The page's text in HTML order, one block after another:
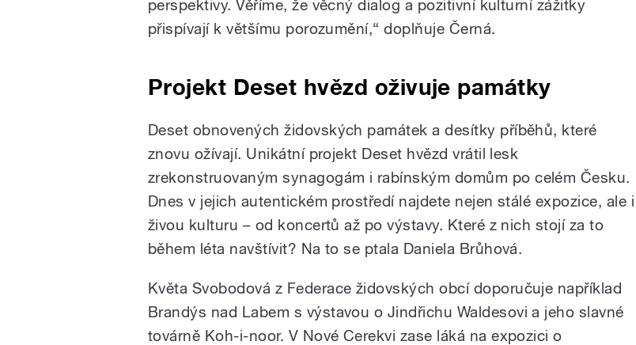
perspektivy. Věříme, že věcný dialog a pozitivní kulturní zážitky
přispívají k většímu porozumění,“ doplňuje Černá.
Projekt Deset hvězd oživuje památky
Deset obnovených židovských památek a desítky příběhů, které
znovu ožívají. Unikátní projekt Deset hvězd vrátil lesk
zrekonstruovaným synagogám i rabínským domům po celém Česku.
Dnes v jejich autentickém prostředí najdete nejen stálé expozice, ale i
živou kulturu – od koncertů až po výstavy. Které z nich stojí za to
během léta navštívit? Na to se ptala Daniela Brůhová.
Květa Svobodová z Federace židovských obcí doporučuje například
Brandýs nad Labem s výstavou o Jindřichu Waldesovi a jeho slavné
továrně Koh-i-noor. V Nové Cerekvi zase láká na expozici o